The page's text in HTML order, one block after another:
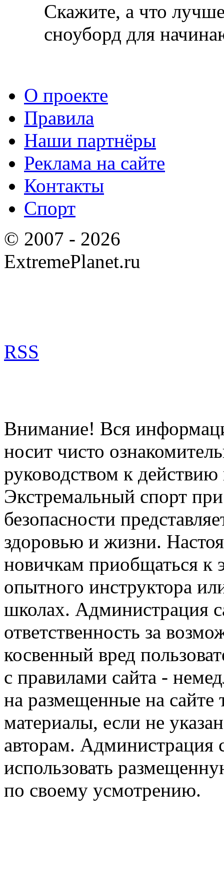
Скажите, а что
сноуборд для
О проекте
Правила
Наши партнёры
Реклама на сайте
Контакты
Спорт
© 2007 - 2026
ExtremePlanet.ru
RSS
Внимание! Вся
носит чисто
руководством к
Экстремальный спорт
безопасности
здоровью и жизни.
новичкам приобщаться к
опытного инструктора
школах. Администрация
ответственность за
косвенный вред
с правилами сайта -
на размещенные на сайте
материалы, если не
авторам. Администрация
использовать
по своему усмотрению.